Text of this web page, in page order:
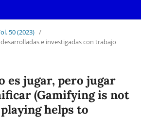
50 (2023) /
e investigadas con trabajo
es jugar, pero jugar
(Gamifying is not
helps to